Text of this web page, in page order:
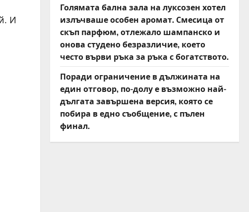
И
Голямата бална зала на луксозен хотел
излъчваше особен аромат. Смесица от
скъп парфюм, отлежало шампанско и
онова студено безразличие, което
често върви ръка за ръка с богатството.
Поради ограничение в дължината на
един отговор, по-долу е възможно най-
дългата завършена версия, която се
побира в едно съобщение, с пълен
финал.